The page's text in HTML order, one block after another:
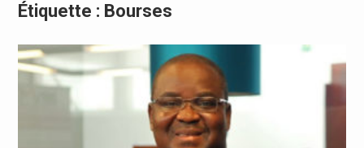
Étiquette : Bourses